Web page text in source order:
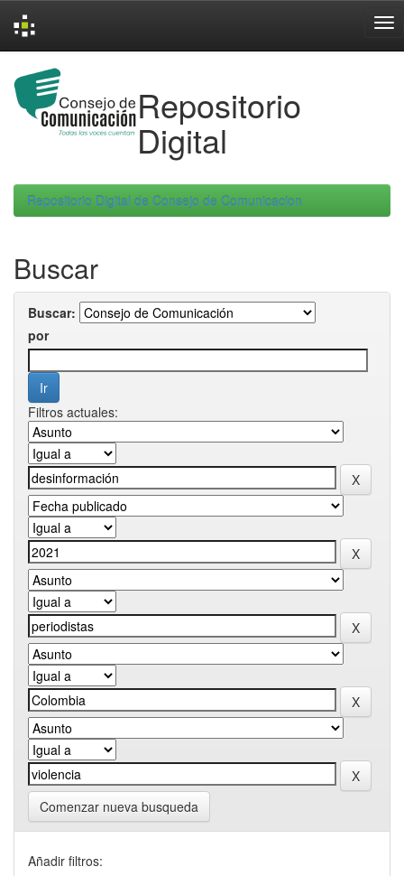
navigation
Repositorio
Digital
Repositorio Digital de Consejo de Comunicacion
Buscar
Buscar:
por
Filtros actuales:
Comenzar nueva busqueda
Añadir filtros: